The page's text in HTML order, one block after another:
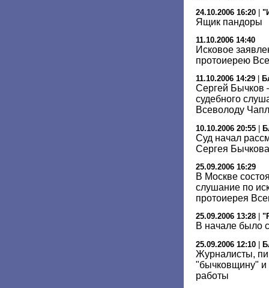
24.10.2006 16:20 |
Ящик пандоры
11.10.2006 14:40
Исковое
протоиерею
11.10.2006 14:29
Сергей Бычков
судебного
Всеволоду
10.10.2006 20:55 |
Суд начал
Сергея
25.09.2006 16:29
В Москве
слушание по
протоиерея
25.09.2006 13:28
В начале было
25.09.2006 12:10 |
Журналисты,
"бычковщину" и
работы